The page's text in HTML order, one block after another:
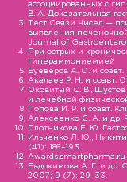
ассоциированных с
В. А. Доказательная
Тест Связи Чисел —
выявления
Journal of
При острых и
гипераммониемией
Буеверов А. О. и
Акалаев Р. Н. и соавт.
Оковитый С. В., Шустов
и лечебной
Попова И. Р. и соавт.
Алексеенко С. А. и др.
Плотникова Е. Ю.
Ильченко Л. Ю.,
(41): 186–193.
Евдокимова А. Г. и др.
2007; 9 (7): 29–33.